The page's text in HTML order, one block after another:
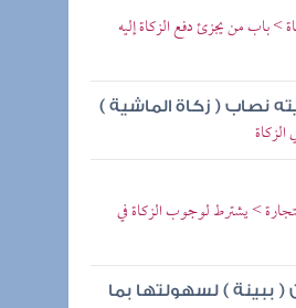
> باب من يجزئ دفع الزكاة إليه
نصاب ( زكاة الماشية )
> يشترط لوجوب الزكاة في
( ببينة ) لسهولتها بما